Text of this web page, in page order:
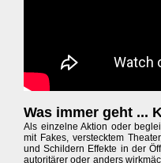
Was immer geht ...
Als einzelne Aktion oder
mit Fakes, verstecktem
und Schildern Effekte in der
autoritärer oder anders